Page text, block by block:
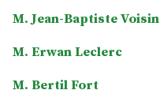
M. Jean-Baptiste Voisin
M. Erwan Leclerc
M. Bertil Fort